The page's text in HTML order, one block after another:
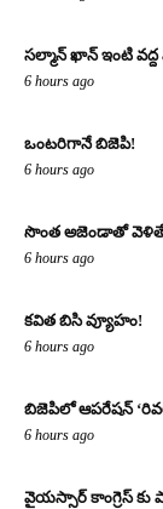
సల్మాన్ ఖాన్ ఇంటి
6 hours ago
ఒంటరిగానే బిజెపి!
6 hours ago
సొంత అజెండాతో వెళితే
6 hours ago
కవిత బిసి వ్యూహం!
6 hours ago
బిజెపిలో ఆపరేషన్
6 hours ago
వైయస్సార్ కాంగ్రెస్ కు